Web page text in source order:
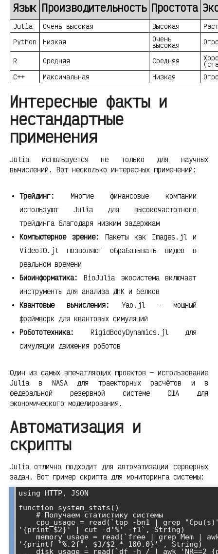
Язык Производительность Простота
Julia Очень высокая Высокая
Python
Низкая Очень
высокая
R Средняя Средняя
C++
Максимальная Низкая
Интересные факты и
нестандартные
применения
Julia используется не только для научных
вычислений. Вот несколько интересных применений:
Трейдинг:
Многие финансовые компании
используют Julia для высокочастотного
трейдинга благодаря низким задержкам
Компьютерное зрение:
Пакеты как Images.jl и
VideoIO.jl позволяют обрабатывать видео в
реальном времени
Биоинформатика:
BioJulia экосистема включает
инструменты для анализа ДНК и белков
Квантовые вычисления: Yao.jl — мощный
фреймворк для квантовых симуляций
Робототехника:
RigidBodyDynamics.jl для
симуляции движения роботов
Один из самых впечатляющих проектов — использование
Julia в NASA для траекторных расчётов и в
федеральной резервной системе США для
экономического моделирования.
Автоматизация и
скрипты
Julia отлично подходит для автоматизации серверных
задач. Вот пример скрипта для мониторинга системы:
using HTTP, JSON
function system_stats()
'{print $2}' | cut -d'%' -f1`, String)
'{printf "%.2f", $3/$2 * 100.0}'`, String)